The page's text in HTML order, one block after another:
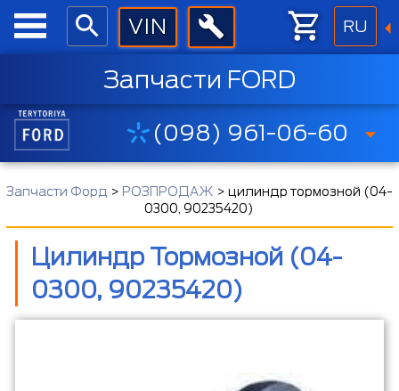
RU
Запчасти FORD
(098) 961-06-60
Запчасти Форд > РОЗПРОДАЖ > цилиндр тормозной (04-
0300, 90235420)
Цилиндр Тормозной (04-
0300, 90235420)